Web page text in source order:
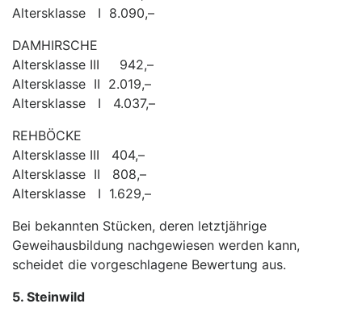
Altersklasse I 8.090,–
DAMHIRSCHE
Altersklasse III 942,–
Altersklasse II 2.019,–
Altersklasse I 4.037,–
REHBÖCKE
Altersklasse III 404,–
Altersklasse II 808,–
Altersklasse I 1.629,–
Bei bekannten Stücken, deren letztjährige
Geweihausbildung nachgewiesen werden kann,
scheidet die vorgeschlagene Bewertung aus.
5. Steinwild